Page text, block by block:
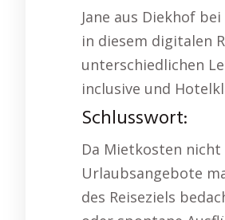
Jane aus Diekhof
in diesem digitalen
unterschiedlichen
inclusive und
Schlusswort:
Da Mietkosten
Urlaubsangebote
des Reiseziels